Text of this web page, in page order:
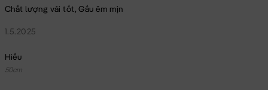
Chất lượng vải tốt, Gấu êm mịn
1.5.2025
Hiếu
50cm